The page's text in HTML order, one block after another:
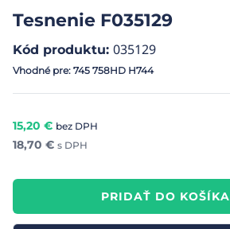
Tesnenie F035129
Kód produktu: 035129
Vhodné pre: 745 758HD H744
15,20 € bez DPH
18,70 € s DPH
PRIDAŤ DO KOŠÍKA